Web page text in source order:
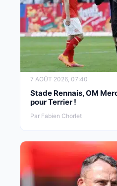
7 AOÛT 2026, 07:40
Stade Rennais, OM
pour Terrier !
Par Fabien Chorlet